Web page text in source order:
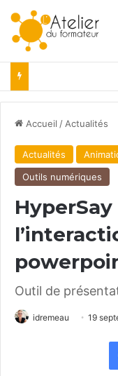
Accueil / Actualités
Actualités
Outils numériques
Outil de
idremeau 19